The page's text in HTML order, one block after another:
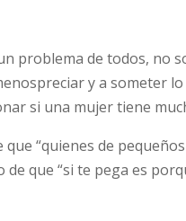
problema de todos, no
y a someter
si una mujer tiene
“quienes de
de que “si te pega es